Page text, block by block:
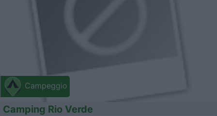
Campeggio
Camping Rio Verde